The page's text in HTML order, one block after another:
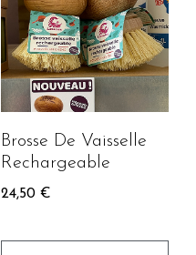
Brosse De Vaisselle
Rechargeable
24,50 €